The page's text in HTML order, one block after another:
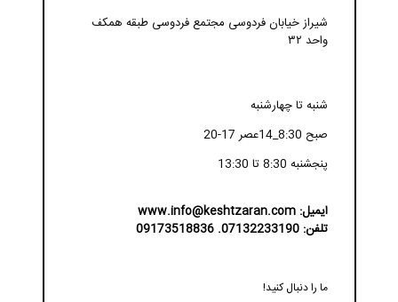
شیراز خیابان فردوسی مجتمع فردوسی طبقه همکف
واحد ۳۲
شنبه تا چهارشنبه
صبح 8:30_14عصر 17-20
پنجشنبه 8:30 تا 13:30
ایمیل: www.info@keshtzaran.com
تلفن: 07132233190. 09173518836
ما را دنبال کنید!